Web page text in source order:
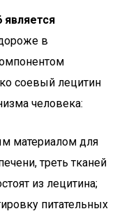
является
в
соевый лецитин
человека:
материалом для
треть тканей
из лецитина;
питательных